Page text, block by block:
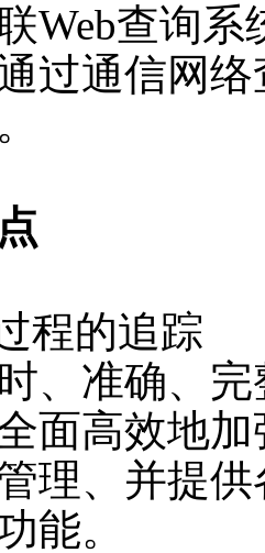
Web查询系
过通信网
程的追踪
、准确、
面高效地
理、并提
能。